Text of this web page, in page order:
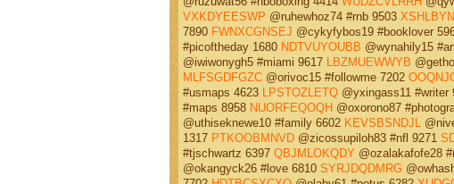
VXKDYEESWP @ruhewhoz74 #rnb 9503
7890 FWNXCGNSEJ @cykyfybos19 #booklover
#picoftheday 1680 NDTVUYOUBB @wynahily15
@iwiwonygh5 #miami 9617
LBZMUEWWYB
MLFSGDFGZC@orivoc15 #followme 7202
#usmaps 4623
LPSTOZLETQ@yxingass11 #writer
#maps 8958 NUORFEQOQH @oxorono87
@uthiseknewe10 #family 6602 KEVSBSNDJL
1317 PTKOOBMNVD@zicossupiloh83 #nfl 9271
#tjschwartz 6397 QBJMLOKQDY @ozalakafofe28
@okangyck26 #love 6810 SYRJDQDMRG